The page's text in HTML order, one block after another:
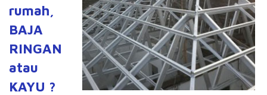
rumah,
BAJA
RINGAN
atau
KAYU ?